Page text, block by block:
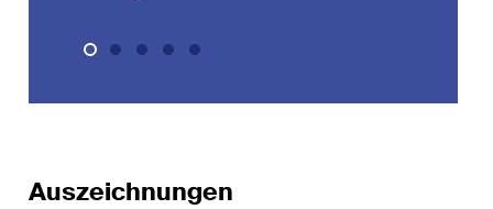
Auszeichnungen
öffentliche Beschaffungen
Wirtschaftsstrafrecht und